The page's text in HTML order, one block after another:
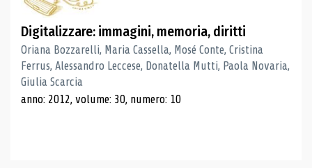
Digitalizzare: immagini, memoria, diritti
Oriana Bozzarelli, Maria Cassella, Mosé Conte, Cristina
Ferrus, Alessandro Leccese, Donatella Mutti, Paola Novaria,
Giulia Scarcia
anno: 2012, volume: 30, numero: 10